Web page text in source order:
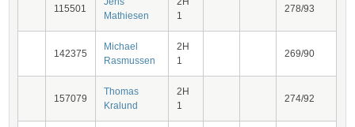
115501
Mathiesen
1
278/93
142375
Michael
Rasmussen
2H
1
269/90
157079
Thomas
Kralund
2H
1
274/92